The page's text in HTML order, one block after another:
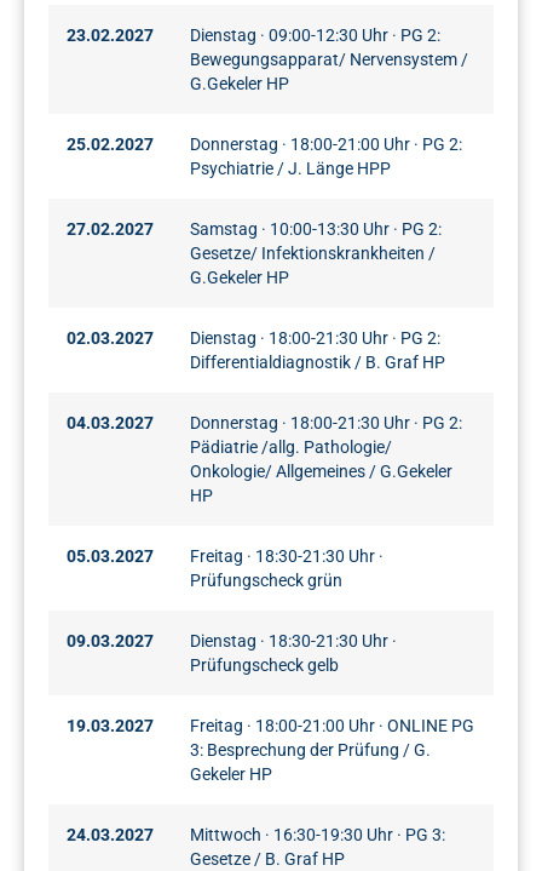
23.02.2027
Dienstag · 09:00-12:30 Uhr · PG 2:
Bewegungsapparat/ Nervensystem /
G.Gekeler HP
25.02.2027
Donnerstag · 18:00-21:00 Uhr · PG 2:
Psychiatrie / J. Länge HPP
27.02.2027
Samstag · 10:00-13:30 Uhr · PG 2:
Gesetze/ Infektionskrankheiten /
G.Gekeler HP
02.03.2027
Dienstag · 18:00-21:30 Uhr · PG 2:
Differentialdiagnostik / B. Graf HP
04.03.2027
Donnerstag · 18:00-21:30 Uhr · PG 2:
Pädiatrie /allg. Pathologie/
Onkologie/ Allgemeines / G.Gekeler
HP
05.03.2027
Freitag · 18:30-21:30 Uhr ·
Prüfungscheck grün
09.03.2027
Dienstag · 18:30-21:30 Uhr ·
Prüfungscheck gelb
19.03.2027
Freitag · 18:00-21:00 Uhr · ONLINE PG
3: Besprechung der Prüfung / G.
Gekeler HP
24.03.2027
Mittwoch · 16:30-19:30 Uhr · PG 3:
Gesetze / B. Graf HP